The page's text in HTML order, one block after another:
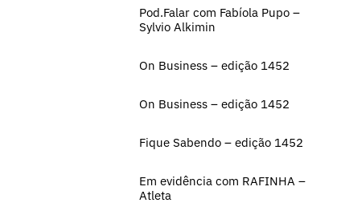
Pod.Falar com Fabíola Pupo –
Sylvio Alkimin
On Business – edição 1452
On Business – edição 1452
Fique Sabendo – edição 1452
Em evidência com RAFINHA –
Atleta